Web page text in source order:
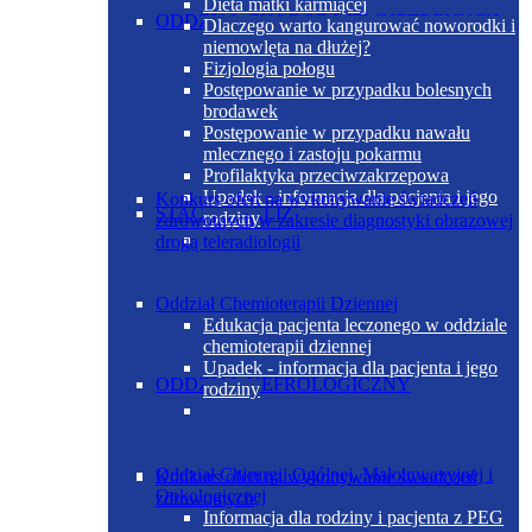
ODDZIAŁ CHORÓB WEWNĘTRZNYCH
STACJA DIALIZ
ODDZIAŁ NEFROLOGICZNY
Dieta matki karmiącej
Dlaczego warto kangurować noworodki i
niemowlęta na dłużej?
Fizjologia połogu
Postępowanie w przypadku bolesnych
brodawek
Postępowanie w przypadku nawału
mlecznego i zastoju pokarmu
Profilaktyka przeciwzakrzepowa
Upadek - informacja dla pacjenta i jego
rodziny
Oddział Chemioterapii Dziennej
Edukacja pacjenta leczonego w oddziale
chemioterapii dziennej
Upadek - informacja dla pacjenta i jego
rodziny
Oddział Chirurgii Ogólnej, Małoinwazyjnej i
Onkologicznej
Informacja dla rodziny i pacjenta z PEG
Konkurs ofert na wykonywanie świadczeń
zdrowotnych w zakresie diagnostyki obrazowej
drogą teleradiologii
Konkurs ofert na wykonywanie świadczeń
zdrowotnych